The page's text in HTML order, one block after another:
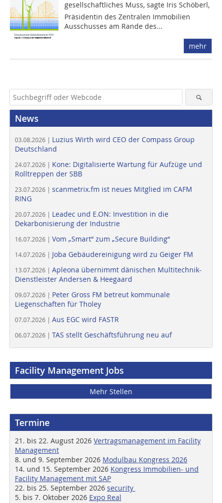
gesellschaftliches Muss, sagte Iris Schöberl,
Präsidentin des Zentralen Immobilien
Ausschusses am Rande des...
mehr
News
03.08.2026 | Luzius Wirth wird CEO der Compass Group
Deutschland
24.07.2026 | Kone: Digitalisierte Wartung für Aufzüge und
Rolltreppen der SBB
23.07.2026 | scanmetrix.fm ist neues Mitglied im CAFM
RING
20.07.2026 | Leadec und E.ON: Investition in die
Dekarbonisierung der Industrie
16.07.2026 | Vom „Smart“ zum „Secure Building“
14.07.2026 | Joba Gebäudereinigung wird zu Geiger FM
13.07.2026 | Apleona übernimmt dänischen Multitechnik-
Dienstleister Andersen & Heegaard
09.07.2026 | Peter Gross FM betreut kommunale
Liegenschaften für Tholey
07.07.2026 | Aus EGC wird FASTR
06.07.2026 | TAS stellt Geschäftsführung neu auf
Facility Management Jobs
Mehr Stellen
Termine
21. bis 22. August 2026 Vertragsmanagement im Facility
Management
8. und 9. September 2026 Modulbau Kongress 2026
14. und 15. September 2026 Kongress Immobilien- und
Facility Management mit SAP
22. bis 25. September 2026 security
5. bis 7. Oktober 2026 Expo Real